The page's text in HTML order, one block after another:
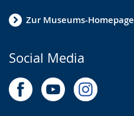
Zur Museums-Homepage
Social Media